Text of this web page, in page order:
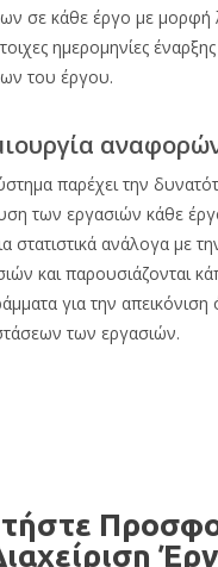
σε κάθε έργο με μορφή
ημερομηνίες
του έργου.
παρέχει την
των εργασιών κάθε
στατιστικά ανάλογα με
και παρουσιάζονται
για την
των εργασιών.